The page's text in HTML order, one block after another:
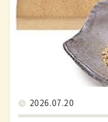
2026.07.20